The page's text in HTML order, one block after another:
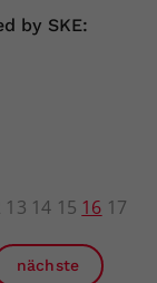
by SKE:
13 14 15 16 17
nächste